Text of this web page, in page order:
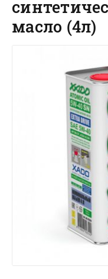
масло (4л)